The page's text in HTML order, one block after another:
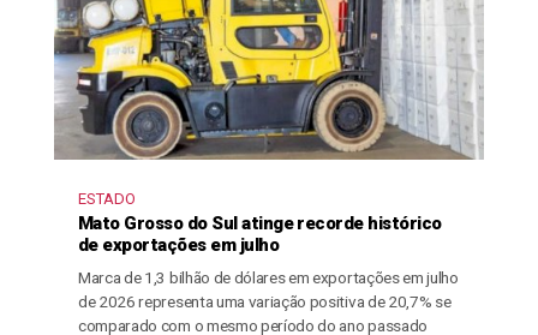
ESTADO
Mato Grosso do Sul atinge recorde histórico
de exportações em julho
Marca de 1,3 bilhão de dólares em exportações em julho
de 2026 representa uma variação positiva de 20,7% se
comparado com o mesmo período do ano passado